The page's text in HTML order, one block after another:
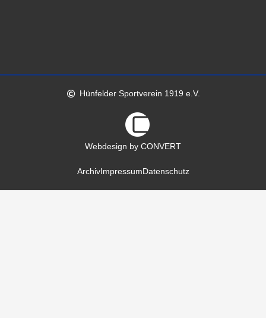
Hünfelder Sportverein 1919 e.V.
Webdesign by CONVERT
ArchivImpressumDatenschutz